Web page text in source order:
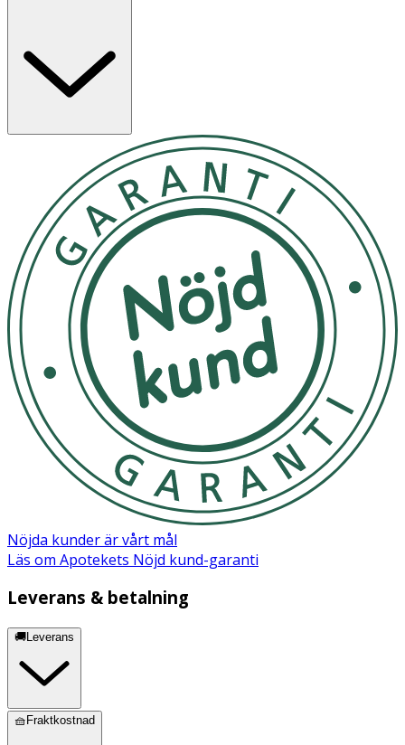
engångs-tampong/trosskydd. Storlek: 19 cm x 7 cm.
Användning
- Trosskyddet knäpps enkelt fast runt grenen i trosan
med sidan med synliga sömmar vänd mot huden.
- Tvätta i 60 grader, använd inte sköljmedel.
Material
Ytskikt: 100% ekologisk bomullsflanell. Absorberande
kärna: 100% ekologisk bomull. Vattentätt lager: 100%
polyester laminerad med polyuretan (PUL).
Nöjda kunder är vårt mål
Läs om Apotekets Nöjd kund-garanti
Leverans & betalning
🚚Leverans
🧺Fraktkostnad